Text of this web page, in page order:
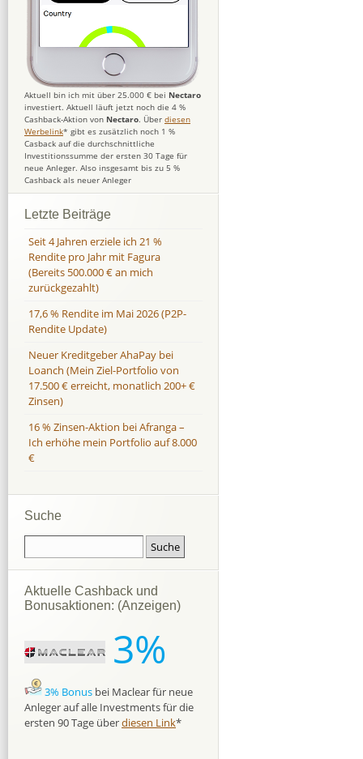
Aktuell bin ich mit über 25.000 € bei Nectaro
investiert. Aktuell läuft jetzt noch die 4 %
Cashback-Aktion von Nectaro. Über diesen
Werbelink* gibt es zusätzlich noch 1 %
Casback auf die durchschnittliche
Investitionssumme der ersten 30 Tage für
neue Anleger. Also insgesamt bis zu 5 %
Cashback als neuer Anleger
Letzte Beiträge
Seit 4 Jahren erziele ich 21 %
Rendite pro Jahr mit Fagura
(Bereits 500.000 € an mich
zurückgezahlt)
17,6 % Rendite im Mai 2026 (P2P-
Rendite Update)
Neuer Kreditgeber AhaPay bei
Loanch (Mein Ziel-Portfolio von
17.500 € erreicht, monatlich 200+ €
Zinsen)
16 % Zinsen-Aktion bei Afranga –
Ich erhöhe mein Portfolio auf 8.000
€
Suche
Aktuelle Cashback und
Bonusaktionen: (Anzeigen)
3%
3% Bonus bei Maclear für neue
Anleger auf alle Investments für die
ersten 90 Tage überdiesen Link*